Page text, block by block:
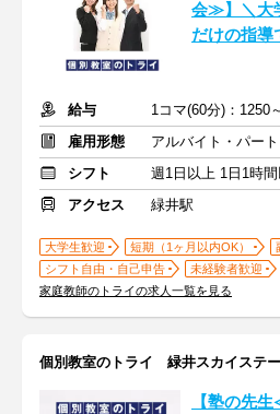
会≫】＼大
だけの指導
給与
1コマ(60分)：1250
雇用形態
アルバイト・パート
シフト
週1日以上 1日1時
アクセス
緑井駅
大学生歓迎 短期（1ヶ月以内OK）
シフト自由・自己申告
未経験者歓迎
家庭教師のトライの求人一覧を見る
個別教室のトライ 緑井スカイステ
【塾の先